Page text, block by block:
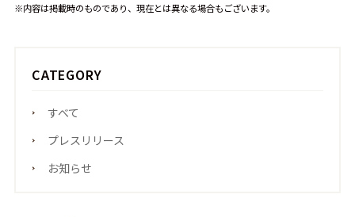
※内容は掲載時のものであり、現在とは異なる場合もございます。
CATEGORY
すべて
プレスリリース
お知らせ